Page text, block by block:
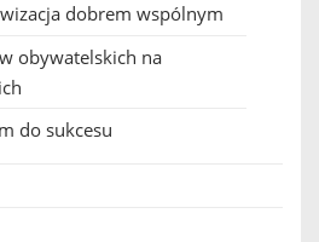
dobrem wspólnym
obywatelskich na
do sukcesu